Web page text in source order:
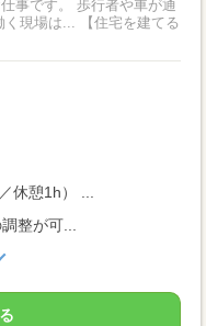
行者や車が通
休憩1h） ...
整が可...